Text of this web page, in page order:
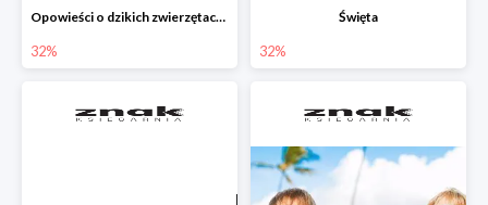
Opowieści o dzikich zwierzętach, które mogą wyginąć.
32%
Święta
32%